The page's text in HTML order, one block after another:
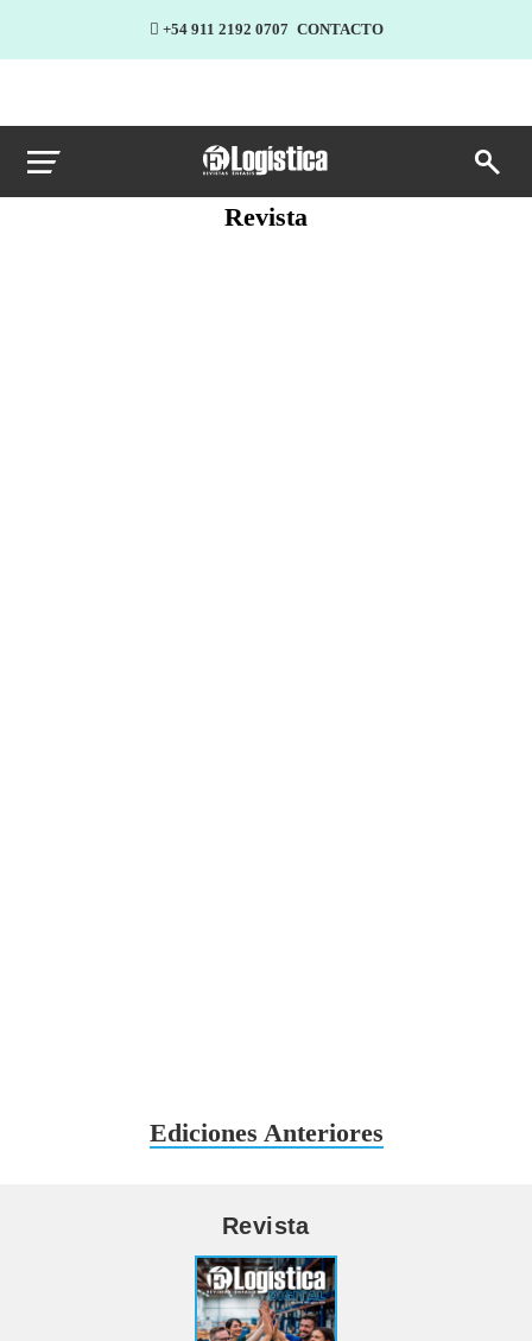
+54 911 2192 0707 CONTACTO
Revista
Ediciones Anteriores
Revista